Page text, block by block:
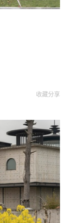
收藏分享